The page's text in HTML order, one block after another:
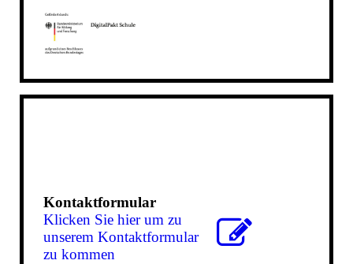
Kontaktformular
Klicken Sie hier um zu
unserem Kon­takt­for­mu­lar
zu kommen